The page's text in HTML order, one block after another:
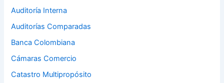
Auditoría Interna
Auditorías Comparadas
Banca Colombiana
Cámaras Comercio
Catastro Multipropósito